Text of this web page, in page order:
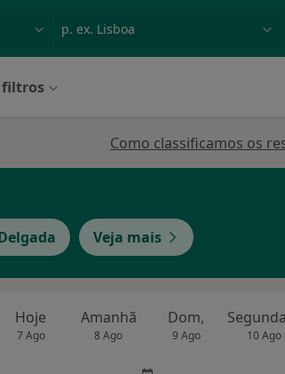
filtros
Como classificamos os
Veja mais
Hoje
7 Ago
Amanhã
8 Ago
Dom,
9 Ago 10 Ago